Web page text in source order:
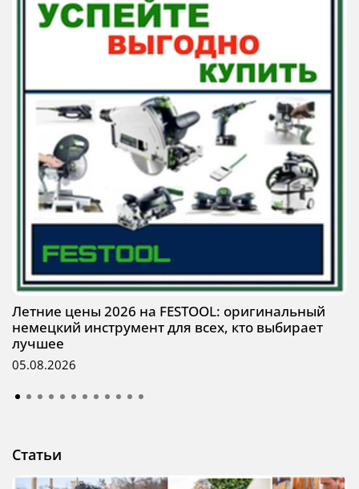
Летние цены 2026 на FESTOOL: оригинальный
немецкий инструмент для всех, кто выбирает
лучшее
05.08.2026
Статьи